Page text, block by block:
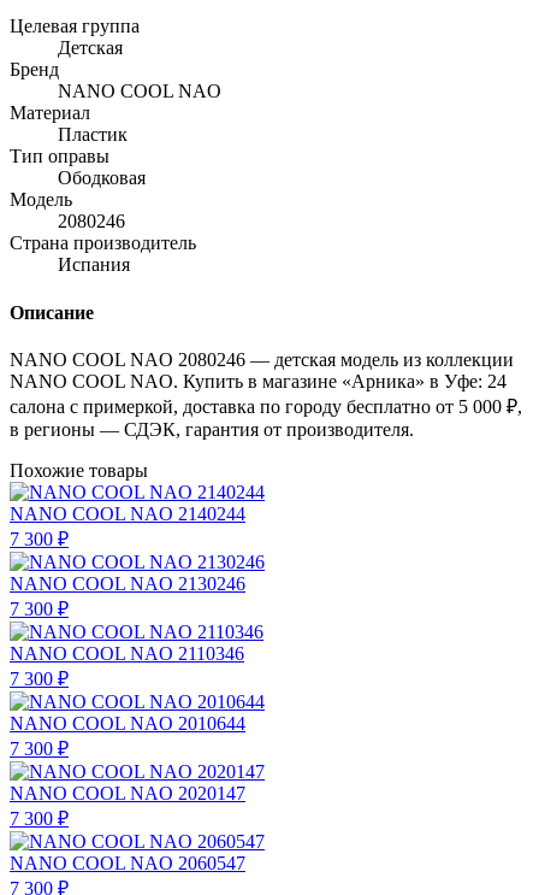
Целевая группа
Детская
Бренд
NANO COOL NAO
Материал
Пластик
Тип оправы
Ободковая
Модель
2080246
Страна производитель
Испания
Описание
NANO COOL NAO 2080246 — детская модель из коллекции
NANO COOL NAO. Купить в магазине «Арника» в Уфе: 24
салона с примеркой, доставка по городу бесплатно от 5 000 ₽,
в регионы — СДЭК, гарантия от производителя.
Похожие товары
NANO COOL NAO 2140244
7 300 ₽
NANO COOL NAO 2130246
7 300 ₽
NANO COOL NAO 2110346
7 300 ₽
NANO COOL NAO 2010644
7 300 ₽
NANO COOL NAO 2020147
7 300 ₽
NANO COOL NAO 2060547
7 300 ₽